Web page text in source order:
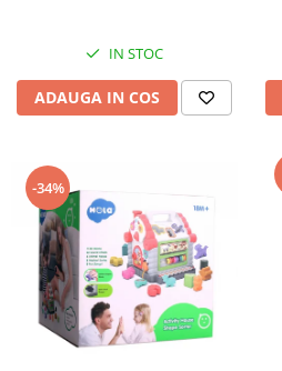
IN STOC
ADAUGA IN COS
-34%